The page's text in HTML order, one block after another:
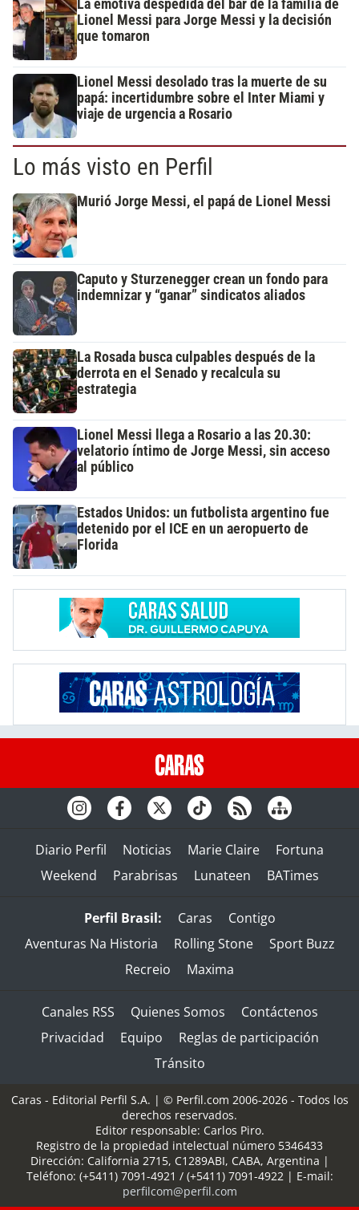
La emotiva despedida del bar de la familia de
Lionel Messi para Jorge Messi y la decisión
que tomaron
Lionel Messi desolado tras la muerte de su
papá: incertidumbre sobre el Inter Miami y
viaje de urgencia a Rosario
Lo más visto en Perfil
Murió Jorge Messi, el papá de Lionel Messi
Caputo y Sturzenegger crean un fondo para
indemnizar y “ganar” sindicatos aliados
La Rosada busca culpables después de la
derrota en el Senado y recalcula su
estrategia
Lionel Messi llega a Rosario a las 20.30:
velatorio íntimo de Jorge Messi, sin acceso
al público
Estados Unidos: un futbolista argentino fue
detenido por el ICE en un aeropuerto de
Florida
Diario Perfil Noticias Marie Claire
Fortuna
Weekend
Parabrisas Lunateen BATimes
Perfil Brasil: Caras
Contigo
Aventuras Na Historia
Rolling Stone
Sport Buzz
Recreio
Maxima
Canales RSS Quienes Somos
Contáctenos
Privacidad
Equipo
Reglas de participación
Tránsito
Caras - Editorial Perfil S.A. | © Perfil.com 2006-2026 - Todos los
derechos reservados.
Editor responsable: Carlos Piro.
Registro de la propiedad intelectual número 5346433
Dirección: California 2715, C1289ABI, CABA, Argentina |
Teléfono: (+5411) 7091-4921 / (+5411) 7091-4922| E-mail:
perfilcom@perfil.com